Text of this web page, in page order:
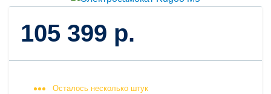
105 399 р.
Осталось несколько штук